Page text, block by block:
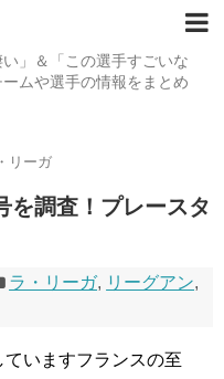
」＆「この選手すごいな
ムや選手の情報をまとめ
リーガ
を調査！プレースタ
ラ・リーガ, リーグアン,
いますフランスの至